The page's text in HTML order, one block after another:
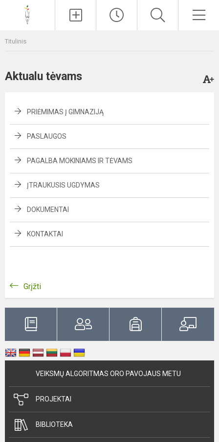
Titulinis
Aktualu tėvams
PRIĖMIMAS Į GIMNAZIJĄ
PASLAUGOS
PAGALBA MOKINIAMS IR TĖVAMS
ĮTRAUKUSIS UGDYMAS
DOKUMENTAI
KONTAKTAI
Grįžti
VEIKSMŲ ALGORITMAS ORO PAVOJAUS METU
PROJEKTAI
BIBLIOTEKA